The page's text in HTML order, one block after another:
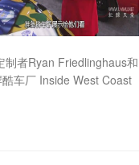
制者Ryan Friedlinghaus和
车厂 Inside West Coast